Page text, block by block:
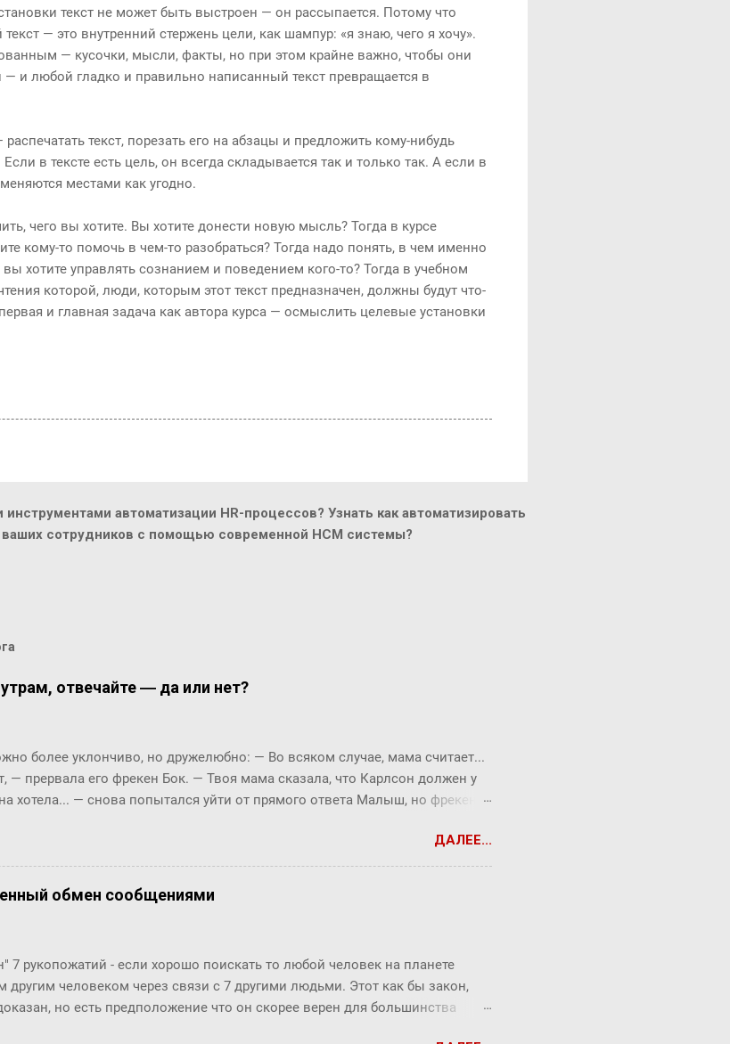
текст не может быть выстроен — он рассыпается. Потому что
— это внутренний стержень цели, как шампур: «я знаю, чего я хочу».
— кусочки, мысли, факты, но при этом крайне важно, чтобы они
и любой гладко и правильно написанный текст превращается в
текст, порезать его на абзацы и предложить кому-нибудь
в тексте есть цель, он всегда складывается так и только так. А если в
местами как угодно.
чего вы хотите. Вы хотите донести новую мысль? Тогда в курсе
кому-то помочь в чем-то разобраться? Тогда надо понять, в чем именно
хотите управлять сознанием и поведением кого-то? Тогда в учебном
которой, люди, которым этот текст предназначен, должны будут что-
и главная задача как автора курса — осмыслить целевые установки
автоматизации HR-процессов? Узнать как автоматизировать
сотрудников с помощью современной HCM системы?
отвечайте ― да или нет?
более уклончиво, но дружелюбно: ― Во всяком случае, мама считает...
― прервала его фрекен Бок. ― Твоя мама сказала, что Карлсон должен у
хотела... ― снова попытался уйти от прямого ответа Малыш, но фрекен
не трудно. ― Представь себе, трудно, ― вмешался Карлсон. ― Я сейчас
в этом убедишься. Вот, слушай! Ты перестала пить коньяк по утрам,
дыхание, казалось, она вот-вот упадет без чувств. Она хотела
ни слова. ― Ну вот вам, ― сказал Карлсон с торжеством. ― Повторяю
по утрам? ― Да, да, конечно, ― убежденно заверил Малыш, которому
ДАЛЕЕ...
обмен сообщениями
7 рукопожатий - если хорошо поискать то любой человек на планете
человеком через связи с 7 другими людьми. Этот как бы закон,
но есть предположение что он скорее верен для большинства